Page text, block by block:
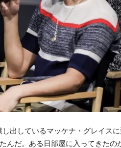
出しているマッケナ・グレイス
んだ。ある日部屋に入ってきたの